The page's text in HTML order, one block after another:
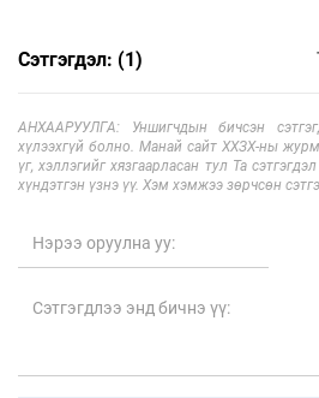
Сэтгэгдэл: (1)
АНХААРУУЛГА: Уншигчдын бичсэн
хүлээхгүй болно. Манай сайт ХХЗХ-ны
үг, хэллэгийг хязгаарласан тул Та
хүндэтгэн үзнэ үү. Хэм хэмжээ зөрчсөн